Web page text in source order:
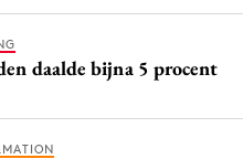
daalde bijna 5 procent